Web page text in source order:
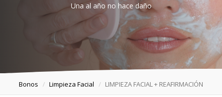
Una al año no hace daño
Bonos Limpieza Facial LIMPIEZA FACIAL + REAFIRMACIÓN